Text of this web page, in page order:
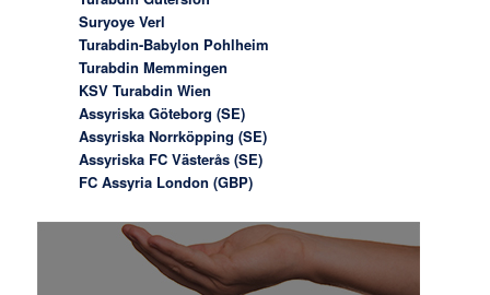
Suryoye Verl
Turabdin-Babylon Pohlheim
Turabdin Memmingen
KSV Turabdin Wien
Assyriska Göteborg (SE)
Assyriska Norrköpping (SE)
Assyriska FC Västerås (SE)
FC Assyria London (GBP)